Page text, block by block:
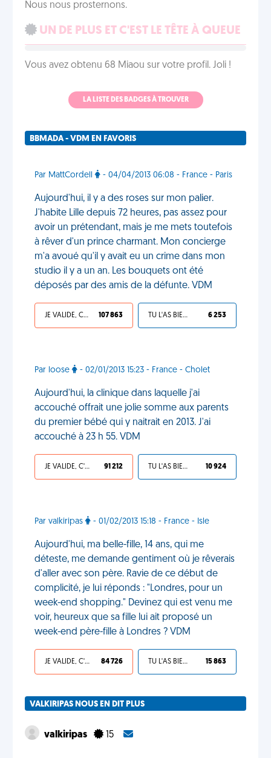
Nous nous prosternons.
UN DE PLUS ET C'EST LE TÊTE À QUEUE
Vous avez obtenu 68 Miaou sur votre profil. Joli !
LA LISTE DES BADGES À TROUVER
BBMADA - VDM EN FAVORIS
Par MattCordell - 04/04/2013 06:08 - France - Paris
Aujourd'hui, il y a des roses sur mon palier.
J'habite Lille depuis 72 heures, pas assez pour
avoir un prétendant, mais je me mets toutefois
à rêver d'un prince charmant. Mon concierge
m'a avoué qu'il y avait eu un crime dans mon
studio il y a un an. Les bouquets ont été
déposés par des amis de la défunte. VDM
JE VALIDE, C'EST UNE VDM 107 863 TU L'AS BIEN MÉRITÉ 6 253
Par loose - 02/01/2013 15:23 - France - Cholet
Aujourd'hui, la clinique dans laquelle j'ai
accouché offrait une jolie somme aux parents
du premier bébé qui y naitrait en 2013. J'ai
accouché à 23 h 55. VDM
JE VALIDE, C'EST UNE VDM 91 212 TU L'AS BIEN MÉRITÉ 10 924
Par valkiripas - 01/02/2013 15:18 - France - Isle
Aujourd'hui, ma belle-fille, 14 ans, qui me
déteste, me demande gentiment où je rêverais
d'aller avec son père. Ravie de ce début de
complicité, je lui réponds : "Londres, pour un
week-end shopping." Devinez qui est venu me
voir, heureux que sa fille lui ait proposé un
week-end père-fille à Londres ? VDM
JE VALIDE, C'EST UNE VDM 84 726 TU L'AS BIEN MÉRITÉ 15 863
VALKIRIPAS NOUS EN DIT PLUS
valkiripas 15